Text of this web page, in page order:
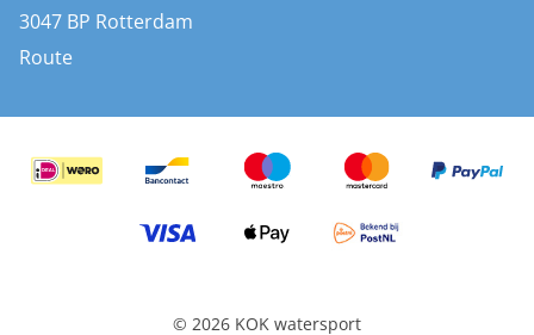
Bootkussens
Zwemtrappen
3047 BP Rotterdam
Route
© 2026 KOK watersport